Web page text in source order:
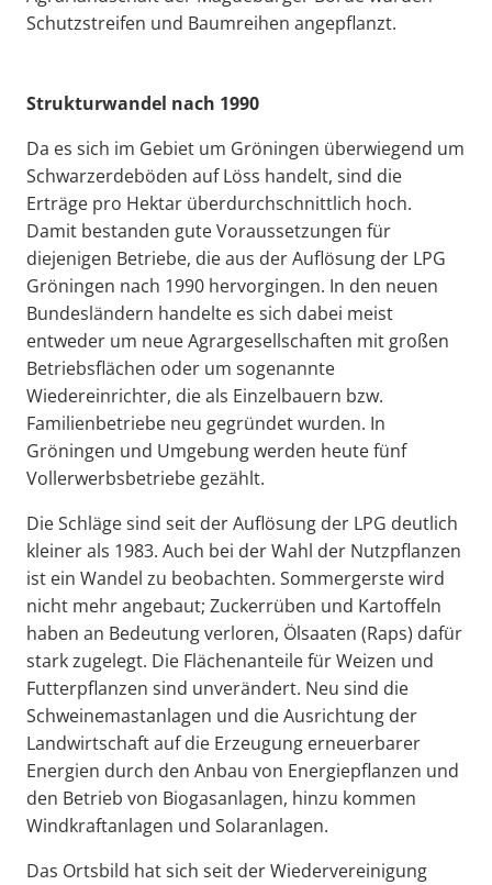
Schutzstreifen und Baumreihen angepflanzt.
Strukturwandel nach 1990
Da es sich im Gebiet um Gröningen überwiegend um
Schwarzerdeböden auf Löss handelt, sind die
Erträge pro Hektar überdurchschnittlich hoch.
Damit bestanden gute Voraussetzungen für
diejenigen Betriebe, die aus der Auflösung der LPG
Gröningen nach 1990 hervorgingen. In den neuen
Bundesländern handelte es sich dabei meist
entweder um neue Agrargesellschaften mit großen
Betriebsflächen oder um sogenannte
Wiedereinrichter, die als Einzelbauern bzw.
Familienbetriebe neu gegründet wurden. In
Gröningen und Umgebung werden heute fünf
Vollerwerbsbetriebe gezählt.
Die Schläge sind seit der Auflösung der LPG deutlich
kleiner als 1983. Auch bei der Wahl der Nutzpflanzen
ist ein Wandel zu beobachten. Sommergerste wird
nicht mehr angebaut; Zuckerrüben und Kartoffeln
haben an Bedeutung verloren, Ölsaaten (Raps) dafür
stark zugelegt. Die Flächenanteile für Weizen und
Futterpflanzen sind unverändert. Neu sind die
Schweinemastanlagen und die Ausrichtung der
Landwirtschaft auf die Erzeugung erneuerbarer
Energien durch den Anbau von Energiepflanzen und
den Betrieb von Biogasanlagen, hinzu kommen
Windkraftanlagen und Solaranlagen.
Das Ortsbild hat sich seit der Wiedervereinigung